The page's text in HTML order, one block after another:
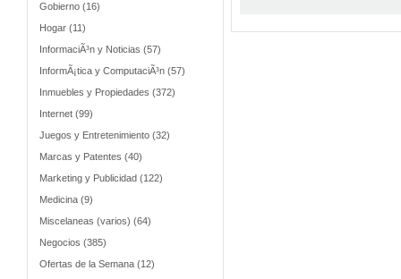
Gobierno (16)
Hogar (11)
InformaciÃ³n y Noticias (57)
InformÃ¡tica y ComputaciÃ³n (57)
Inmuebles y Propiedades (372)
Internet (99)
Juegos y Entretenimiento (32)
Marcas y Patentes (40)
Marketing y Publicidad (122)
Medicina (9)
Miscelaneas (varios) (64)
Negocios (385)
Ofertas de la Semana (12)